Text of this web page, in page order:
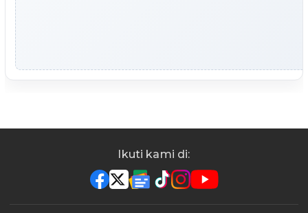
Ikuti kami di: